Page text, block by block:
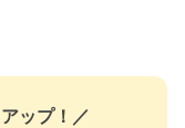
ップ！／